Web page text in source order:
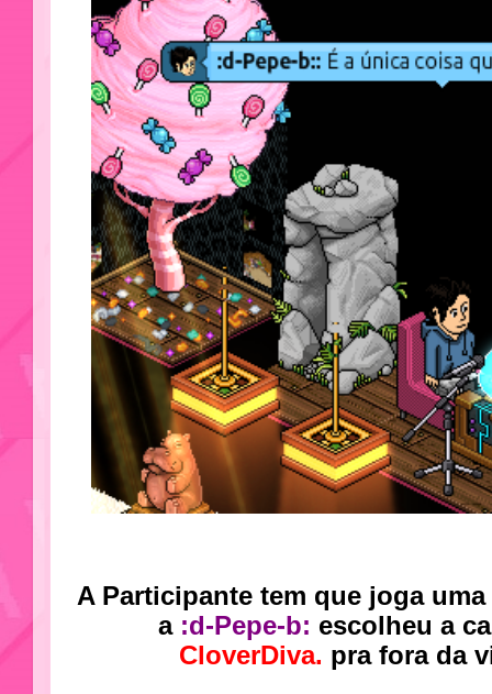
A Participante tem que joga
a :d-Pepe-b: escolheu a
CloverDiva. pra fora da